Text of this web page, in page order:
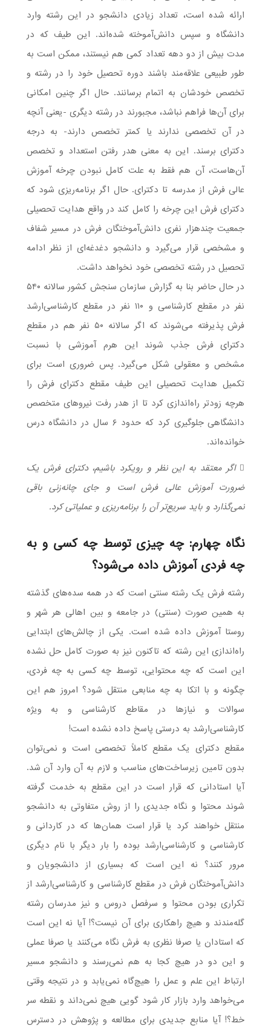
ارائه شده است، تعداد زیادی دانشجو در این رشته وارد
دانشگاه و سپس دانش‌آموخته شده‌اند. این طیف که در
مدت بیش از دو دهه تعداد کمی هم نیستند، ممکن است به
طور طبیعی علاقه‌مند باشند دوره تحصیل خود را در رشته و
تخصص خودشان به اتمام برسانند. حال اگر چنین امکانی
برای آن‌ها فراهم نباشد، مجبورند در رشته دیگری -یعنی آنچه
در آن تخصصی ندارند یا کمتر تخصص دارند- به درجه
دکترای برسند. این به معنی هدر رفتن استعداد و تخصص
آن‌هاست، آن هم فقط به علت کامل نبودن چرخه آموزش
عالی فرش از مدرسه تا دکترای. حال اگر برنامه‌ریزی شود که
دکترای فرش این چرخه را کامل کند در واقع هدایت تحصیلی
جمعیت چندهزار نفری دانش‌آموختگان فرش در مسیر شفاف
و مشخصی قرار می‌گیرد و دانشجو دغدغه‌ای از نظر ادامه
تحصیل در رشته تخصصی خود نخواهد داشت.
در حال حاضر بنا به گزارش سازمان سنجش کشور سالانه ۵۴۰
نفر در مقطع کارشناسی و ۱۱۰ نفر در مقطع کارشناسی‌ارشد
فرش پذیرفته می‌شوند که اگر سالانه ۵۰ نفر هم در مقطع
دکترای فرش جذب شوند این هرم آموزشی با نسبت
مشخص و معقولی شکل می‌گیرد. پس ضروری است برای
تکمیل هدایت تحصیلی این طیف مقطع دکترای فرش را
هرچه زودتر راه‌اندازی کرد تا از هدر رفت نیروهای متخصص
دانشگاهی جلوگیری کرد که حدود ۶ سال در دانشگاه درس
خوانده‌اند.
 اگر معتقد به این نظر و رویکرد باشیم، دکترای فرش یک
ضرورت آموزش عالی فرش است و جای چانه‌زنی باقی
نمی‌گذارد و باید سریع‌تر آن را برنامه‌ریزی و عملیاتی کرد.
نگاه چهارم: چه چیزی توسط چه کسی و به
چه فردی آموزش داده می‌شود؟
رشته فرش یک رشته سنتی است که در همه سده‌های گذشته
به همین صورت (سنتی) در جامعه و بین اهالی هر شهر و
روستا آموزش داده شده است. یکی از چالش‌های ابتدایی
راه‌اندازی این رشته که تاکنون نیز به صورت کامل حل نشده
این است که چه محتوایی، توسط چه کسی به چه فردی،
چگونه و با اتکا به چه منابعی منتقل شود؟ امروز هم این
سوالات و نیازها در مقاطع کارشناسی و به ویژه
کارشناسی‌ارشد به درستی پاسخ داده نشده است!
مقطع دکترای یک مقطع کاملاً تخصصی است و نمی‌توان
بدون تامین زیرساخت‌های مناسب و لازم به آن وارد آن شد.
آیا استادانی که قرار است در این مقطع به خدمت گرفته
شوند محتوا و نگاه جدیدی را از روش متفاوتی به دانشجو
منتقل خواهند کرد یا قرار است همان‌ها که در کاردانی و
کارشناسی و کارشناسی‌ارشد بوده را بار دیگر با نام دیگری
مرور کنند؟ نه این است که بسیاری از دانشجویان و
دانش‌آموختگان فرش در مقطع کارشناسی و کارشناسی‌ارشد از
تکراری بودن محتوا و سرفصل دروس و نیز مدرسان رشته
گله‌مندند و هیچ راهکاری برای آن نیست؟! آیا نه این است
که استادان یا صرفا نظری به فرش نگاه می‌کنند یا صرفا عملی
و این دو در هیچ کجا به هم نمی‌رسند و دانشجو مسیر
ارتباط این علم و عمل را هیچ‌گاه نمی‌یابد و در نتیجه وقتی
می‌خواهد وارد بازار کار شود گویی هیچ نمی‌داند و نقطه سر
خط؟! آیا منابع جدیدی برای مطالعه و پژوهش در دسترس